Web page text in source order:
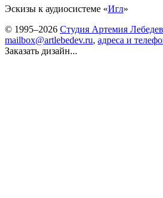
Эскизы к аудиосистеме «Игл»
© 1995–2026 Студия Артемия
mailbox@artlebedev.ru, адреса и
Заказать дизайн...